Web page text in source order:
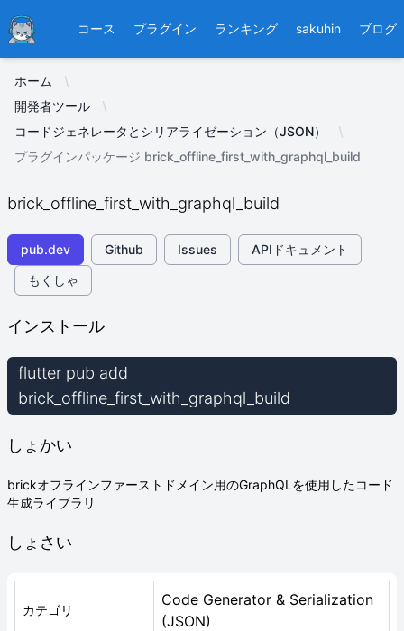
Ducafecat コース プラグイン ランキング sakuhin ブログ
ホーム
開発者ツール
コードジェネレータとシリアライゼーション（JSON）
プラグインパッケージ brick_offline_first_with_graphql_build
brick_offline_first_with_graphql_build
pub.dev Github Issues
APIドキュメント
もくしゃ
インストール
flutter pub add
brick_offline_first_with_graphql_build
しょかい
brickオフラインファーストドメイン用のGraphQLを使用したコード
生成ライブラリ
しょさい
カテゴリ
Code Generator & Serialization
(JSON)